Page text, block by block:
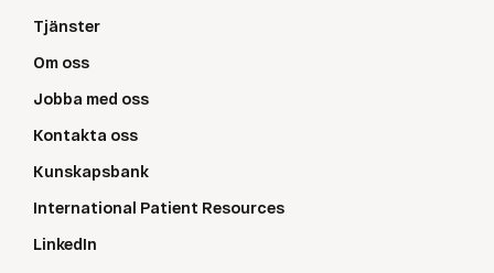
Tjänster
Om oss
Jobba med oss
Kontakta oss
Kunskapsbank
International Patient Resources
LinkedIn